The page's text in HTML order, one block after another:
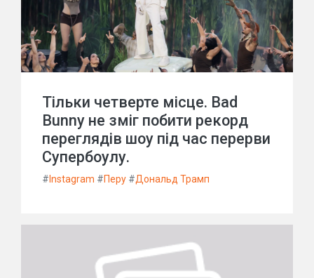
Тільки четверте місце. Bad
Bunny не зміг побити рекорд
переглядів шоу під час перерви
Супербоулу.
# Instagram #Перу #Дональд Трамп